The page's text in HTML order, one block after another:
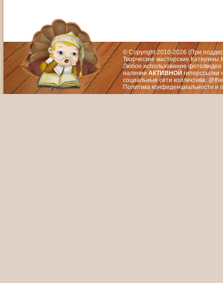
© Copyright 2010-2026 (При
Творческие мастерские
Любое использование фото/видео
наличии АКТИВНОЙ гиперссылки
социальные сети коллектива:
Политика конфиденциальности и